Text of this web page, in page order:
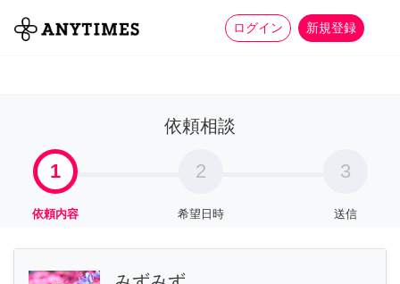
ログイン 新規登録
全て 家事 more_horiz
依頼相談
1
依頼内容
2
希望日時
3
送信